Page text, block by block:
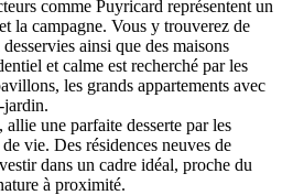
comme Puyricard représentent un
la campagne. Vous y trouverez de
ainsi que des maisons
et calme est recherché par les
les grands appartements avec
jardin.
une parfaite desserte par les
vie. Des résidences neuves de
dans un cadre idéal, proche du
à proximité.